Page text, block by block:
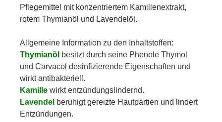
Pflegemittel mit konzentriertem Kamillenextrakt,
rotem Thymianöl und Lavendelöl.
Allgemeine Information zu den Inhaltstoffen:
Thymianöl besitzt durch seine Phenole Thymol
und Carvacol desinfizierende Eigenschaften und
wirkt antibakteriell.
Kamille wirkt entzündungslindernd.
Lavendel beruhigt gereizte Hautpartien und lindert
Entzündungen.